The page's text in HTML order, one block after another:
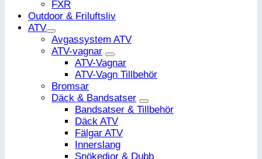
FXR
Outdoor & Friluftsliv
ATV
Avgassystem ATV
ATV-vagnar
ATV-Vagnar
ATV-Vagn Tillbehör
Bromsar
Däck & Bandsatser
Bandsatser & Tillbehör
Däck ATV
Fälgar ATV
Innerslang
Snökedjor & Dubb